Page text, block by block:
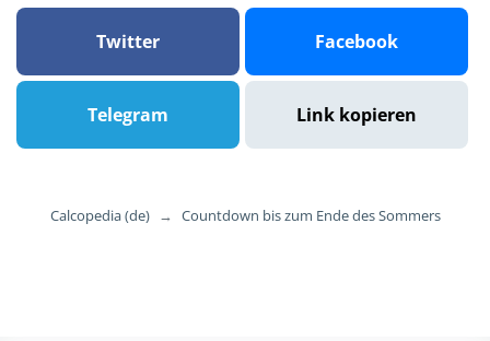
Twitter Facebook
Telegram Link kopieren
Calcopedia (de) → Countdown bis zum Ende des Sommers